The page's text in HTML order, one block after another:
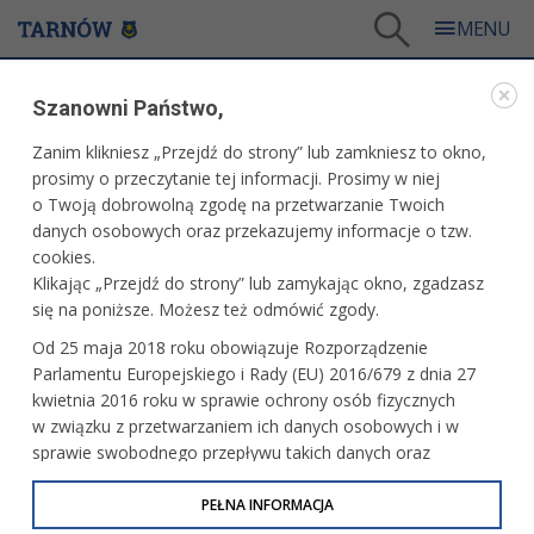
GALERIA - KULTURA 2016
Wernisaż wystawy „Sprawna ręka.
Kupferman/Chlanda”
Wigilia środowisk twórczych
Piwnice TCK - koncert uczniów SM Rock
Szanowni Państwo,
Zanim klikniesz „Przejdź do strony” lub zamkniesz to okno,
prosimy o przeczytanie tej informacji. Prosimy w niej
o Twoją dobrowolną zgodę na przetwarzanie Twoich
danych osobowych oraz przekazujemy informacje o tzw.
cookies.
Klikając „Przejdź do strony” lub zamykając okno, zgadzasz
się na poniższe. Możesz też odmówić zgody.
Od 25 maja 2018 roku obowiązuje Rozporządzenie
Parlamentu Europejskiego i Rady (EU) 2016/679 z dnia 27
kwietnia 2016 roku w sprawie ochrony osób fizycznych
w związku z przetwarzaniem ich danych osobowych i w
sprawie swobodnego przepływu takich danych oraz
uchylenia dyrektywy 95/46/WE (określane jako RODO, GDPR
lub Ogólne Rozporządzenie o Ochronie Danych
PEŁNA INFORMACJA